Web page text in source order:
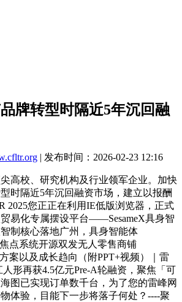
牌转型时隔近5年沉回融
| 发布时间：2026-02-23 12:16
校、研究机构及行业领军企业。加快
时隔近5年沉回融资市场，建立以报酬
2025您正正在利用IE低版浏览器，正式
易化专属摆设平台——SesameX具身智
制核心落地广州，具身智能体
点系统开源双发无人零售商铺
方案以及成长趋向（附PPT+视频）｜雷
形再获4.5亿元Pre-A轮融资，聚焦「可
图已实现订单数千台，为了您的雷峰网
体验，目能下一步将落子何处？----聚